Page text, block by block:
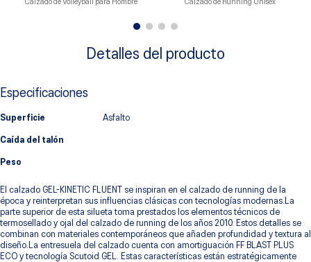
Calzado de Volleyball para Hombre Calzado de Running Unisex
Detalles del producto
El calzado GEL-KINETIC FLUENT se inspiran en el calzado de running de la
época y reinterpretan sus influencias clásicas con tecnologías modernas.La
parte superior de esta silueta toma prestados los elementos técnicos de
termosellado y ojal del calzado de running de los años 2010. Estos detalles se
combinan con materiales contemporáneos que añaden profundidad y textura al
diseño.La entresuela del calzado cuenta con amortiguación FF BLAST PLUS
ECO y tecnología Scutoid GEL. Estas características están estratégicamente
Especificaciones
Superficie Asfalto
Caída del talón
Peso